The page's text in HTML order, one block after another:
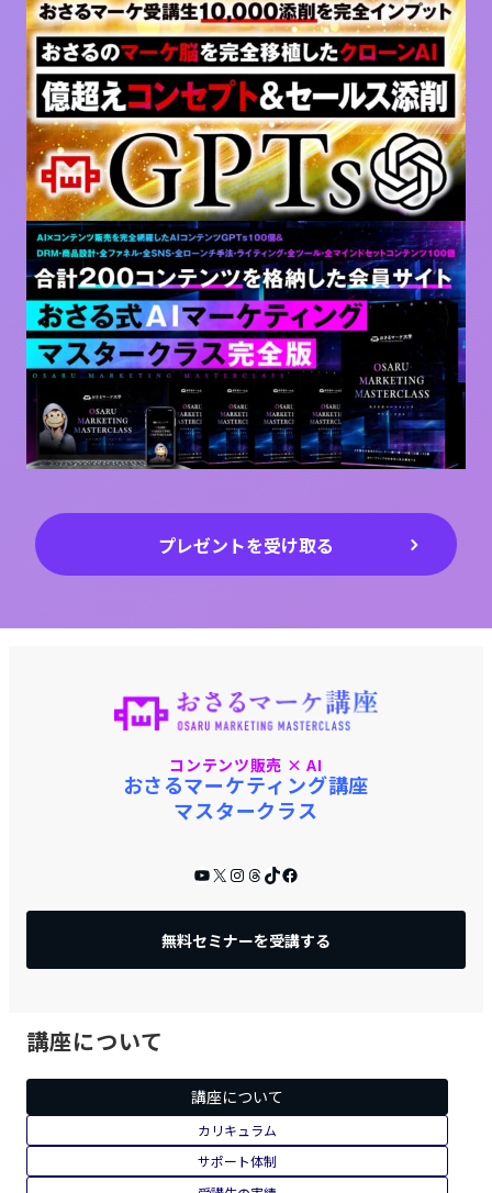
プレゼントを受け取る
コンテンツ販売 × AI
おさるマーケティング講座
マスタークラス
YouTube
X Instagram
Threads
TikTok
Facebook
無料セミナーを受講する
講座について
講座について
カリキュラム
サポート体制